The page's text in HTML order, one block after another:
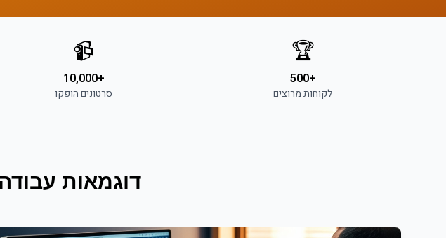
🏆
+500
לקוחות מרוצים
📹
+10,000
סרטונים הופקו
דוגמאות